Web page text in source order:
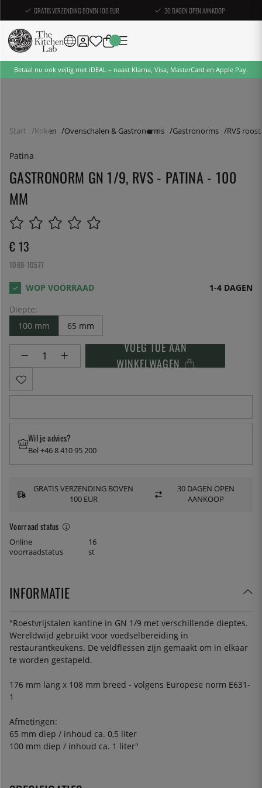
GRATIS VERZENDING BOVEN 100 EUR 30 DAGEN OPEN AANKOOP
Betaal nu ook veilig met iDEAL – naast Klarna, Visa, MasterCard en Apple Pay.
Start Koken Ovenschalen & Gastronorms Gastronorms RVS
Patina
GASTRONORM GN 1/9, RVS - PATINA - 100
MM
€ 13
1069-10577
1-4 DAGEN
Diepte:
100 mm
65 mm
VOEG TOE AAN
WINKELWAGEN
Voorraad status
Online
voorraadstatus
16
st
Wil je advies?
Bel +46 8 410 95 200
GRATIS VERZENDING BOVEN
100 EUR
30 DAGEN OPEN
AANKOOP
INFORMATIE
"Roestvrijstalen kantine in GN 1/9 met verschillende dieptes.
Wereldwijd gebruikt voor voedselbereiding in
restaurantkeukens. De veldflessen zijn gemaakt om in elkaar
te worden gestapeld.
176 mm lang x 108 mm breed - volgens Europese norm E631-
1
Afmetingen:
65 mm diep / inhoud ca. 0,5 liter
100 mm diep / inhoud ca. 1 liter"